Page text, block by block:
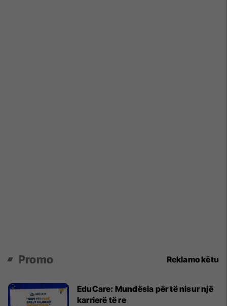
Promo Reklamo këtu
EduCare: Mundësia për të nisur një
karrierë të re